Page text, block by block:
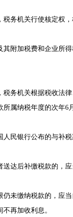
机关行使核定权，
加税费和企业所得
机关根据税收法律
属纳税年度的次年6
银行公布的与补税
后补缴税款的，应
缴纳税款的，应当
再加收利息。